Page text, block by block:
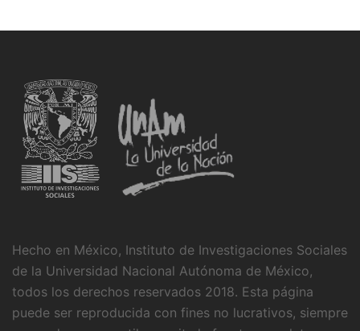
Hecho en México, Instituto de Investigaciones Sociales
de la Universidad Nacional Autónoma de México,
todos los derechos reservados 2018. Esta página
puede ser reproducida con fines no lucrativos, siempre